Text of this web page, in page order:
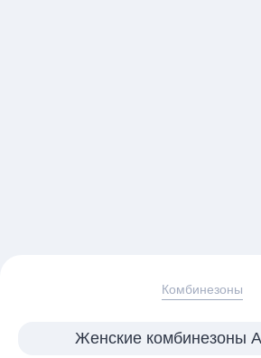
Комбинезоны
Женские комбинезоны